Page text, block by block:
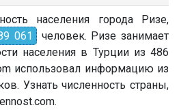
населения города Ризе,
061 человек. Ризе занимает
населения в Турции из 486
использовал информацию из
Узнать численность страны,